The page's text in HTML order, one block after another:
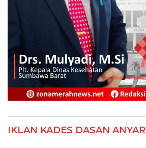
IKLAN KADES DASAN ANYAR